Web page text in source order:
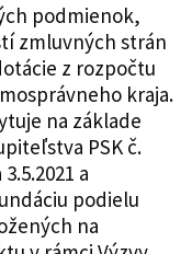
podmienok,
zmluvných strán
z rozpočtu
kraja.
na základe
PSK č.
a
podielu
na